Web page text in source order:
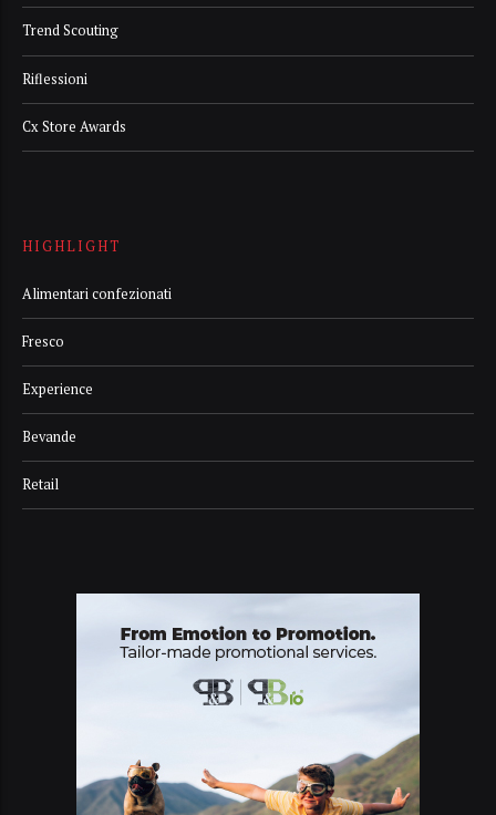
Trend Scouting
Riflessioni
Cx Store Awards
HIGHLIGHT
Alimentari confezionati
Fresco
Experience
Bevande
Retail